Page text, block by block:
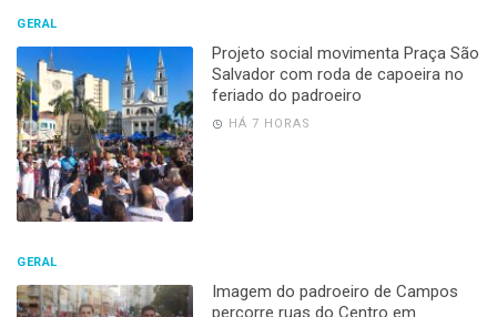
GERAL
Projeto social movimenta Praça São
Salvador com roda de capoeira no
feriado do padroeiro
HÁ 7 HORAS
GERAL
Imagem do padroeiro de Campos
percorre ruas do Centro em